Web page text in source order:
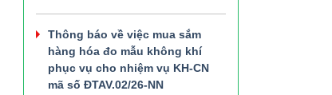
Thông báo về việc mua sắm
hàng hóa đo mẫu không khí
phục vụ cho nhiệm vụ KH-CN
mã số ĐTAV.02/26-NN